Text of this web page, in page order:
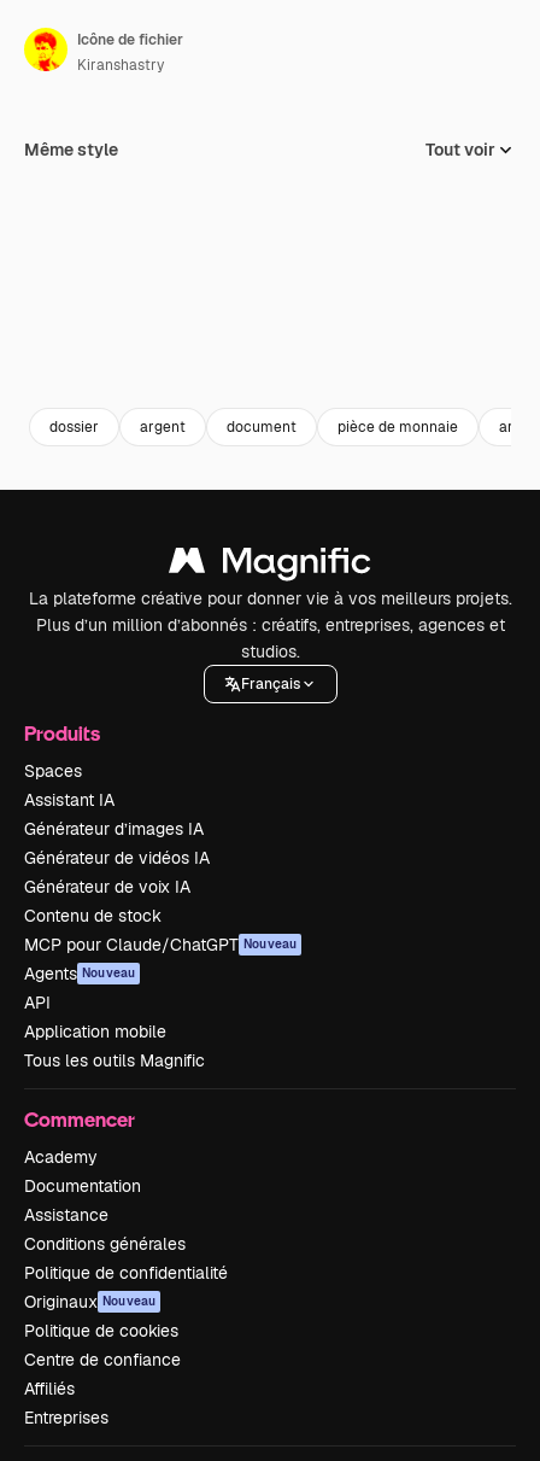
Icône de fichier
Kiranshastry
Même style Tout voir
dossier argent document pièce de monnaie
La plateforme créative pour donner vie à vos meilleurs projets.
Plus d’un million d’abonnés : créatifs, entreprises, agences et
studios.
Français
Produits
Spaces
Assistant IA
Générateur d’images IA
Générateur de vidéos IA
Générateur de voix IA
Contenu de stock
MCP pour Claude/ChatGPT Nouveau
Agents Nouveau
API
Application mobile
Tous les outils Magnific
Commencer
Academy
Documentation
Assistance
Conditions générales
Politique de confidentialité
Originaux Nouveau
Politique de cookies
Centre de confiance
Affiliés
Entreprises